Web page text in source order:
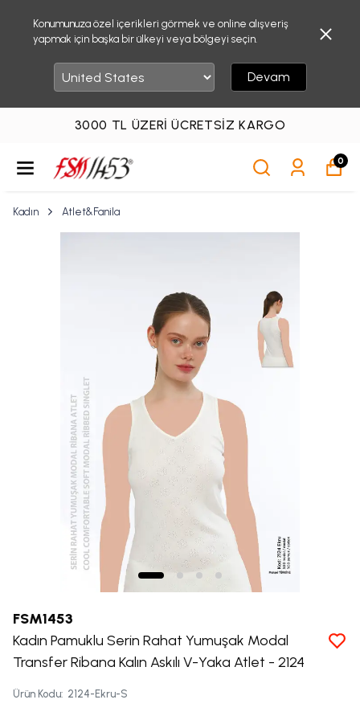
Konumunuza özel içerikleri görmek ve online alışveriş
yapmak için başka bir ülkeyi veya bölgeyi seçin.
Devam
3000 TL ÜZERI ÜCRETSIZ KARGO
0
Kadın Atlet&Fanila
FSM1453
Kadın Pamuklu Serin Rahat Yumuşak Modal
Transfer Ribana Kalın Askılı V-Yaka Atlet - 2124
Ürün Kodu: 2124-Ekru-S